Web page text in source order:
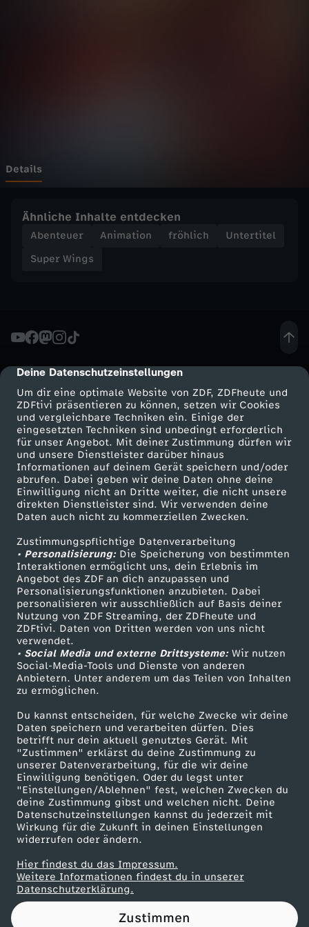
cmp-dialog-description
Deine Datenschutzeinstellungen
Um dir eine optimale Website von ZDF, ZDFheute und
ZDFtivi präsentieren zu können, setzen wir Cookies
und vergleichbare Techniken ein. Einige der
eingesetzten Techniken sind unbedingt erforderlich
für unser Angebot. Mit deiner Zustimmung dürfen wir
und unsere Dienstleister darüber hinaus
Informationen auf deinem Gerät speichern und/oder
abrufen. Dabei geben wir deine Daten ohne deine
Einwilligung nicht an Dritte weiter, die nicht unsere
direkten Dienstleister sind. Wir verwenden deine
Daten auch nicht zu kommerziellen Zwecken.
Zustimmungspflichtige Datenverarbeitung
• Personalisierung:Die Speicherung von bestimmten
Interaktionen ermöglicht uns, dein Erlebnis im
Angebot des ZDF an dich anzupassen und
Personalisierungsfunktionen anzubieten. Dabei
personalisieren wir ausschließlich auf Basis deiner
Nutzung von ZDF Streaming, der ZDFheute und
ZDFtivi. Daten von Dritten werden von uns nicht
verwendet.
• Social Media und externe Drittsysteme:Wir nutzen
Social-Media-Tools und Dienste von anderen
Anbietern. Unter anderem um das Teilen von Inhalten
zu ermöglichen.
Du kannst entscheiden, für welche Zwecke wir deine
Daten speichern und verarbeiten dürfen. Dies
betrifft nur dein aktuell genutztes Gerät. Mit
"Zustimmen" erklärst du deine Zustimmung zu
unserer Datenverarbeitung, für die wir deine
Einwilligung benötigen. Oder du legst unter
"Einstellungen/Ablehnen" fest, welchen Zwecken du
deine Zustimmung gibst und welchen nicht. Deine
Datenschutzeinstellungen kannst du jederzeit mit
Wirkung für die Zukunft in deinen Einstellungen
widerrufen oder ändern.
Hier findest du das Impressum.
Weitere Informationen findest du in unserer
Datenschutzerklärung.
Zustimmen
ö
w
e
n
a
n
z
Details
Ähnliche Inhalte entdecken
Abenteuer Animation fröhlich
Untertitel
Super Wings
Mehr ZDF
ZDF-Apps
Smart TV
ZDFtext
Livestreams
Sendungen A-Z
TV-Programm
Service
ZDFmitreden
Kontakt zum ZDF
Tickets
Zuschauerservice
Hilfe
ZDF Unternehmen
Karriere
ZDF goes Schule
Werbefernsehen
Mainzelmännchen
Partner